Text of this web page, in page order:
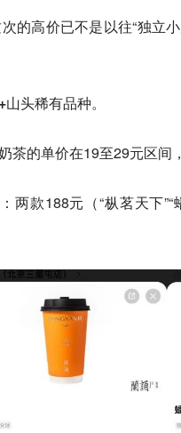
的高价已不是以往“独立
头稀有品种。
的单价在19至29元区间
两款188元（“枞茗天下